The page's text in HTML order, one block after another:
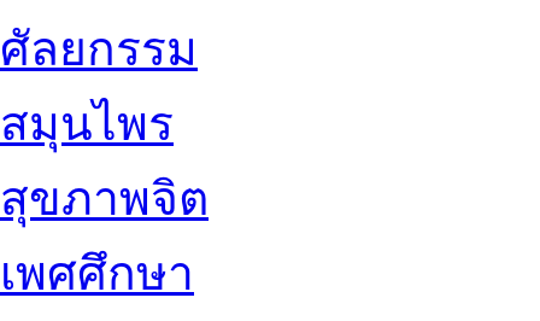
ศัลยกรรม
สมุนไพร
สุขภาพจิต
เพศศึกษา